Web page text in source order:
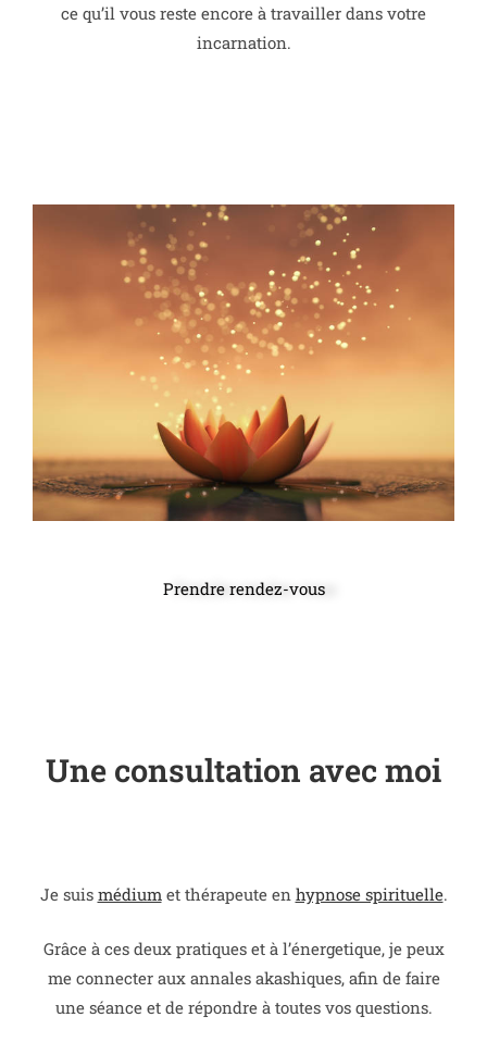
ce qu’il vous reste encore à travailler dans votre
incarnation.
Prendre rendez-vous
Une consultation avec moi
Je suis médiumet thérapeute en hypnose spirituelle.
Grâce à ces deux pratiques et à l’énergetique, je peux
me connecter aux annales akashiques, afin de faire
une séance et de répondre à toutes vos questions.